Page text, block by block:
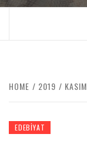
HOME 2019 KASIM
EDEBIYAT